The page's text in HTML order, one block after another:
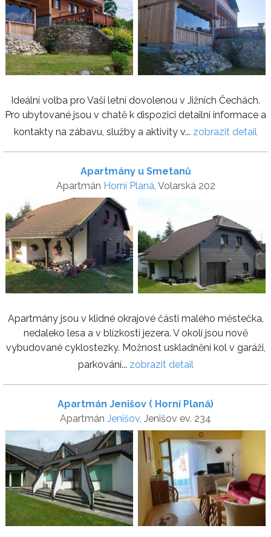
Ideální volba pro Vaši letní dovolenou v Jižních Čechách.
Pro ubytované jsou v chatě k dispozici detailní informace a
kontakty na zábavu, služby a aktivity v... zobrazit detail
Apartmány u Smetanů
Apartmán Horní Planá, Volarská 202
Apartmány jsou v klidné okrajové části malého městečka,
nedaleko lesa a v blízkosti jezera. V okolí jsou nově
vybudované cyklostezky. Možnost uskladnění kol v garáži,
parkování... zobrazit detail
Apartmán Jenišov ( Horní Planá)
Apartmán Jenišov, Jenišov ev. 234